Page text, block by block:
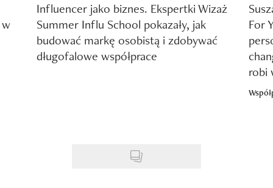
Influencer jako biznes. Ekspertki Wizaż
Summer Influ School pokazały, jak
budować markę osobistą i zdobywać
długofalowe współprace
For
robi